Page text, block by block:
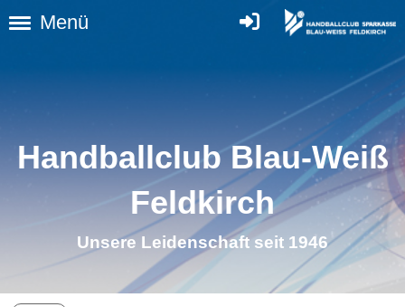
Menü
Handballclub Blau-Weiß
Feldkirch
Unsere Leidenschaft seit 1946